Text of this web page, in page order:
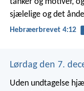
sjælelige og det
Hebræerbrevet 4:12
Lørdag den 7.
Uden undtagelse